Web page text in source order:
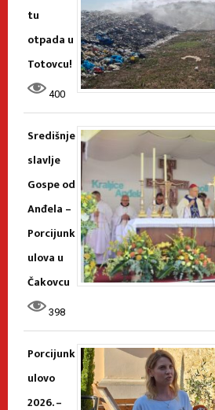
tu
otpada u
Totovcu!
400
Središnje
slavlje
Gospe od
Anđela –
Porcijunk
ulova u
Čakovcu
398
Porcijunk
ulovo
2026. –